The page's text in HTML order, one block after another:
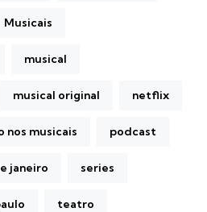
Musicais
musical
musical original netflix
nos musicais podcast
janeiro series
teatro